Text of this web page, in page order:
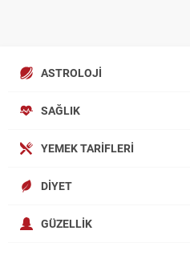
ASTROLOJI
SAĞLIK
YEMEK TARIFLERI
DIYET
GÜZELLIK